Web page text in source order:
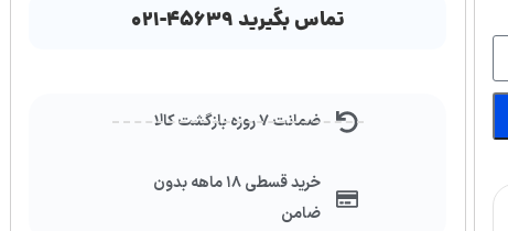
تماس بگیرید ۴۵۶۳۹-۰۲۱
ضمانت ۷ روزه بازگشت کالا
خرید قسطی ۱۸ ماهه بدون
ضامن